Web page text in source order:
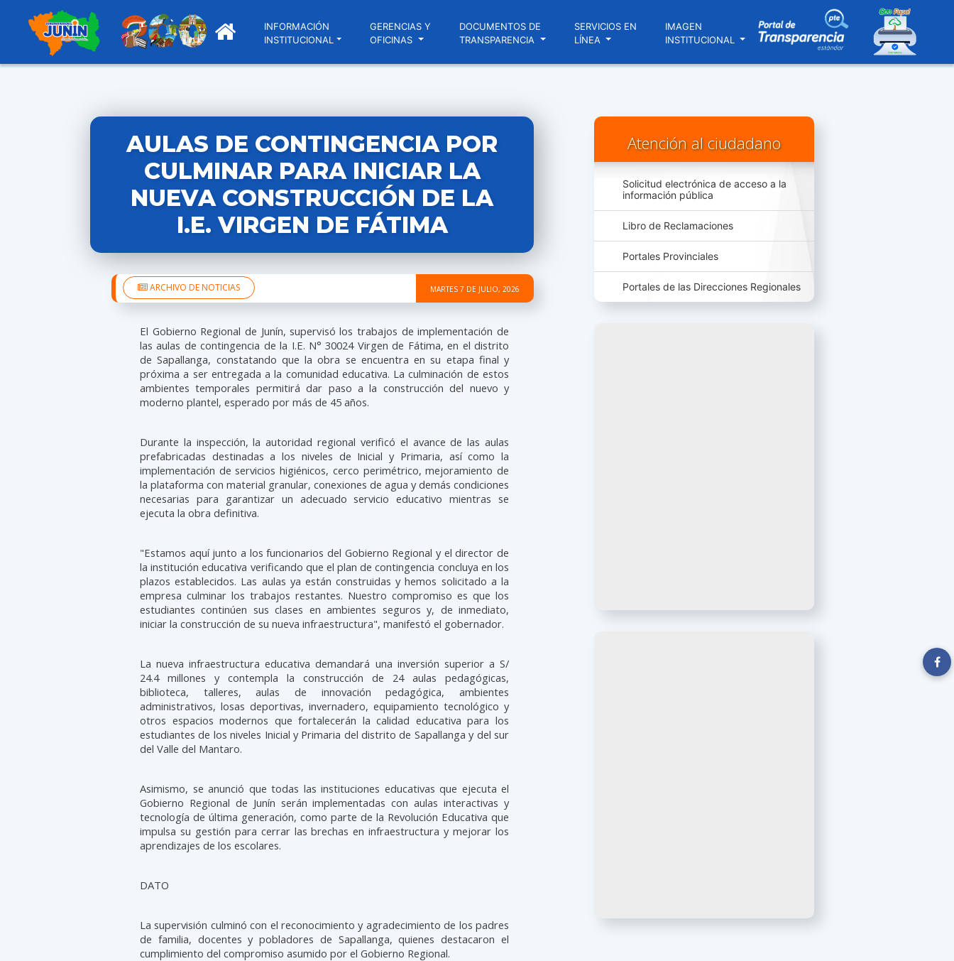
INFORMACIÓN
INSTITUCIONAL
GERENCIAS Y
OFICINAS
DOCUMENTOS DE
TRANSPARENCIA
SERVICIOS EN
LÍNEA
IMAGEN
INSTITUCIONAL
Atención al ciudadano
Solicitud electrónica de acceso a la
información pública
Libro de Reclamaciones
Portales Provinciales
Portales de las Direcciones Regionales
AULAS DE CONTINGENCIA POR
CULMINAR PARA INICIAR LA
NUEVA CONSTRUCCIÓN DE LA
I.E. VIRGEN DE FÁTIMA
MARTES 7 DE JULIO, 2026
ARCHIVO DE NOTICIAS
El Gobierno Regional de Junín, supervisó los trabajos de implementación de
las aulas de contingencia de la I.E. N° 30024 Virgen de Fátima, en el distrito
de Sapallanga, constatando que la obra se encuentra en su etapa final y
próxima a ser entregada a la comunidad educativa. La culminación de estos
ambientes temporales permitirá dar paso a la construcción del nuevo y
moderno plantel, esperado por más de 45 años.
Durante la inspección, la autoridad regional verificó el avance de las aulas
prefabricadas destinadas a los niveles de Inicial y Primaria, así como la
implementación de servicios higiénicos, cerco perimétrico, mejoramiento de
la plataforma con material granular, conexiones de agua y demás condiciones
necesarias para garantizar un adecuado servicio educativo mientras se
ejecuta la obra definitiva.
"Estamos aquí junto a los funcionarios del Gobierno Regional y el director de
la institución educativa verificando que el plan de contingencia concluya en los
plazos establecidos. Las aulas ya están construidas y hemos solicitado a la
empresa culminar los trabajos restantes. Nuestro compromiso es que los
estudiantes continúen sus clases en ambientes seguros y, de inmediato,
iniciar la construcción de su nueva infraestructura", manifestó el gobernador.
La nueva infraestructura educativa demandará una inversión superior a S/
24.4 millones y contempla la construcción de 24 aulas pedagógicas,
biblioteca, talleres, aulas de innovación pedagógica, ambientes
administrativos, losas deportivas, invernadero, equipamiento tecnológico y
otros espacios modernos que fortalecerán la calidad educativa para los
estudiantes de los niveles Inicial y Primaria del distrito de Sapallanga y del sur
del Valle del Mantaro.
Asimismo, se anunció que todas las instituciones educativas que ejecuta el
Gobierno Regional de Junín serán implementadas con aulas interactivas y
tecnología de última generación, como parte de la Revolución Educativa que
impulsa su gestión para cerrar las brechas en infraestructura y mejorar los
aprendizajes de los escolares.
DATO
La supervisión culminó con el reconocimiento y agradecimiento de los padres
de familia, docentes y pobladores de Sapallanga, quienes destacaron el
cumplimiento del compromiso asumido por el Gobierno Regional.